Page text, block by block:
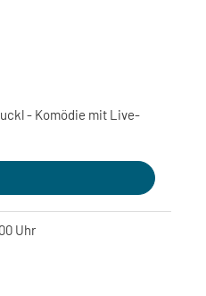
- Komödie mit Live-
Uhr